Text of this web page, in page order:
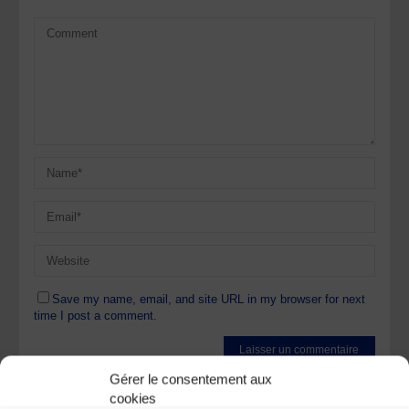
Gérer le consentement aux
cookies
Save my name, email, and site URL in my browser for next
time I post a comment.
Ce site utilise Akismet pour réduire les indésirables.
savoir plus sur la façon dont les données de vos